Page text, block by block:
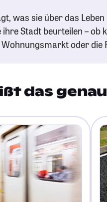
was sie über das
Stadt beurteilen – ob
oder
das